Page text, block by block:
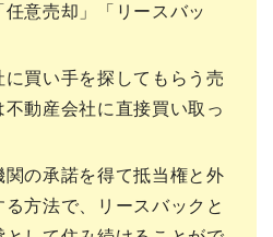
任意売却」「リースバッ
買い手を探してもらう売
動産会社に直接買い取っ
の承諾を得て抵当権と外
方法で、リースバックと